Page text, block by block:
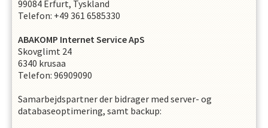
99084 Erfurt, Tyskland
Telefon: +49 361 6585330
ABAKOMP Internet Service ApS
Skovglimt 24
6340 krusaa
Telefon: 96909090
Samarbejdspartner der bidrager med server- og
databaseoptimering, samt backup: